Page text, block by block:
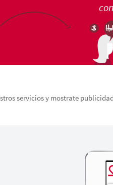
servicios y mostrate